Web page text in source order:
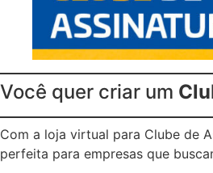
Você quer criar um
Com a loja virtual para Clube de
perfeita para empresas que